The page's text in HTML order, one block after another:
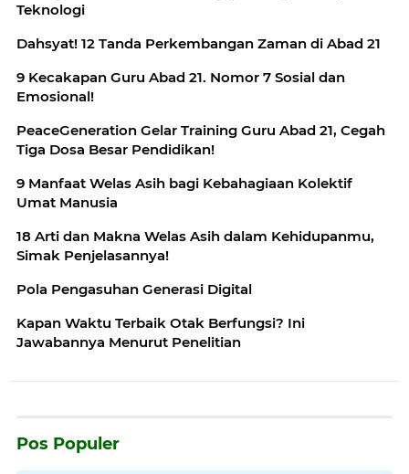
Teknologi
Dahsyat! 12 Tanda Perkembangan Zaman di Abad 21
9 Kecakapan Guru Abad 21. Nomor 7 Sosial dan
Emosional!
PeaceGeneration Gelar Training Guru Abad 21, Cegah
Tiga Dosa Besar Pendidikan!
9 Manfaat Welas Asih bagi Kebahagiaan Kolektif
Umat Manusia
18 Arti dan Makna Welas Asih dalam Kehidupanmu,
Simak Penjelasannya!
Pola Pengasuhan Generasi Digital
Kapan Waktu Terbaik Otak Berfungsi? Ini
Jawabannya Menurut Penelitian
Pos Populer